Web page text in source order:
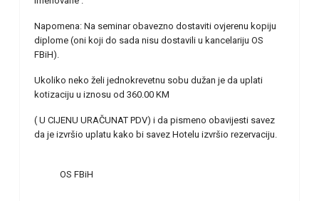
Napomena: Na seminar obavezno dostaviti ovjerenu kopiju
diplome (oni koji do sada nisu dostavili u kancelariju OS
FBiH).
Ukoliko neko želi jednokrevetnu sobu dužan je da uplati
kotizaciju u iznosu od 360.00 KM
( U CIJENU URAČUNAT PDV) i da pismeno obavijesti savez
da je izvršio uplatu kako bi savez Hotelu izvršio rezervaciju.
OS FBiH